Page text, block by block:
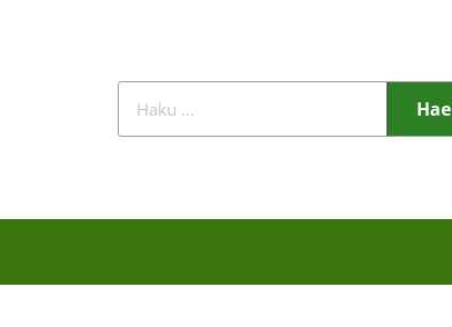
Hae